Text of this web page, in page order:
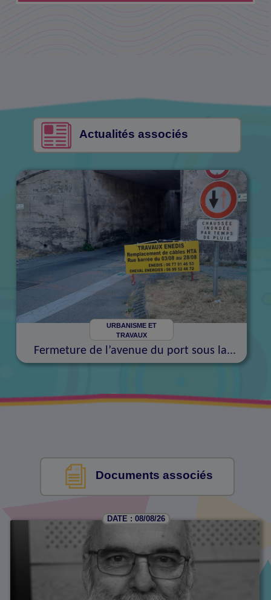
Actualités associés
URBANISME ET
TRAVAUX
Fermeture de l’avenue du port sous la...
Documents associés
DATE : 08/08/26